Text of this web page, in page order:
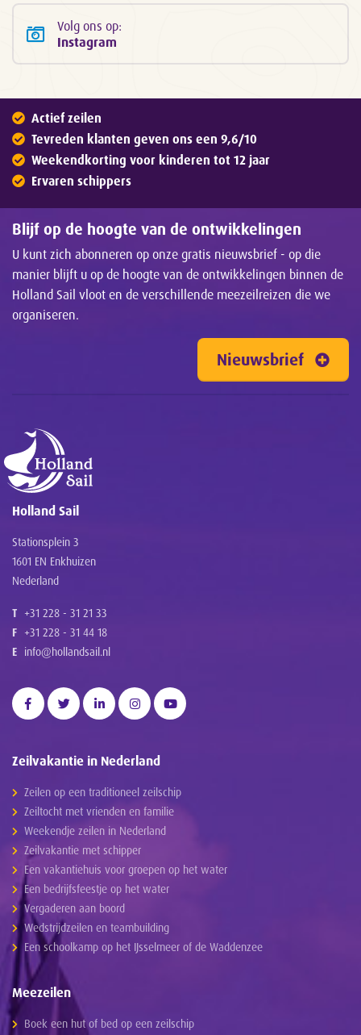
Volg ons op:
Instagram
Actief zeilen
Tevreden klanten geven ons een 9,6/10
Weekendkorting voor kinderen tot 12 jaar
Ervaren schippers
Blijf op de hoogte van de ontwikkelingen
U kunt zich abonneren op onze gratis nieuwsbrief - op die
manier blijft u op de hoogte van de ontwikkelingen binnen de
Holland Sail vloot en de verschillende meezeilreizen die we
organiseren.
Nieuwsbrief
Holland Sail
Stationsplein 3
1601 EN Enkhuizen
Nederland
T +31 228 - 31 21 33
F +31 228 - 31 44 18
E info@hollandsail.nl
Zeilvakantie in Nederland
Zeilen op een traditioneel zeilschip
Zeiltocht met vrienden en familie
Weekendje zeilen in Nederland
Zeilvakantie met schipper
Een vakantiehuis voor groepen op het water
Een bedrijfsfeestje op het water
Vergaderen aan boord
Wedstrijdzeilen en teambuilding
Een schoolkamp op het IJsselmeer of de Waddenzee
Meezeilen
Boek een hut of bed op een zeilschip